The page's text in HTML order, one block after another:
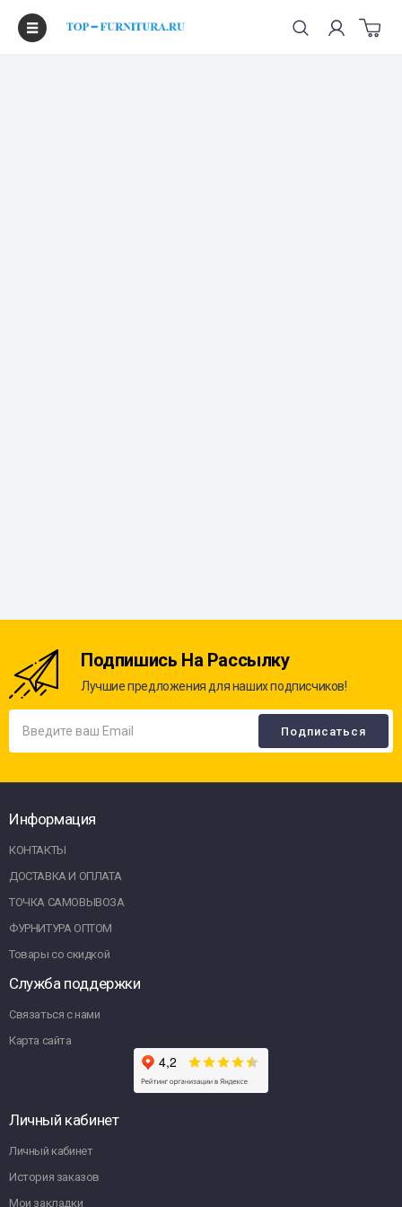
Подпишись На Рассылку
Лучшие предложения для наших подписчиков!
Информация
КОНТАКТЫ
ДОСТАВКА И ОПЛАТА
ТОЧКА САМОВЫВОЗА
ФУРНИТУРА ОПТОМ
Товары со скидкой
Служба поддержки
Связаться с нами
Карта сайта
Личный кабинет
Личный кабинет
История заказов
Мои закладки